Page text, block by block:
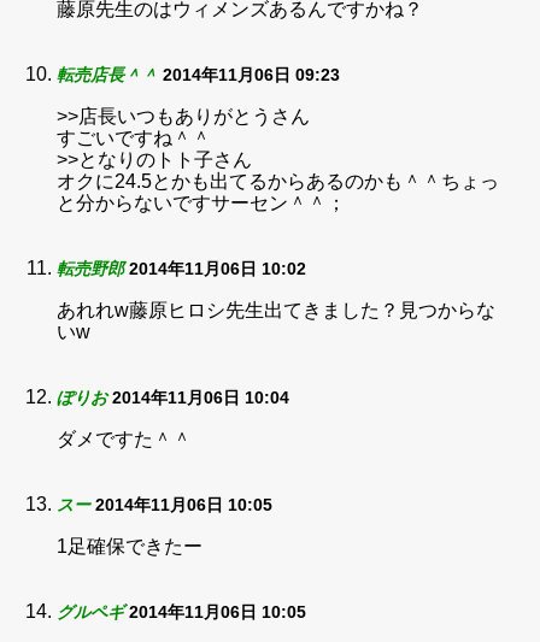
藤原先生のはウィメンズあるんですかね？
転売店長＾＾ 2014年11月06日 09:23
>>店長いつもありがとうさん
すごいですね＾＾
>>となりのトト子さん
オクに24.5とかも出てるからあるのかも＾＾ちょっ
と分からないですサーセン＾＾；
転売野郎 2014年11月06日 10:02
あれれw藤原ヒロシ先生出てきました？見つからな
いw
ぽりお 2014年11月06日 10:04
ダメですた＾＾
スー 2014年11月06日 10:05
1足確保できたー
グルペギ 2014年11月06日 10:05